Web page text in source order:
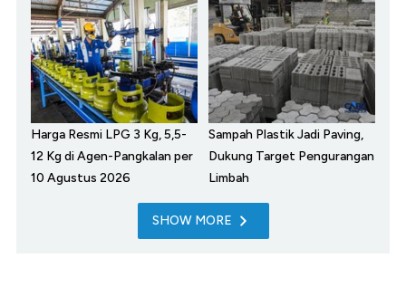
Harga Resmi LPG 3 Kg, 5,5-
12 Kg di Agen-Pangkalan per
10 Agustus 2026
Sampah Plastik Jadi Paving,
Dukung Target Pengurangan
Limbah
SHOW MORE